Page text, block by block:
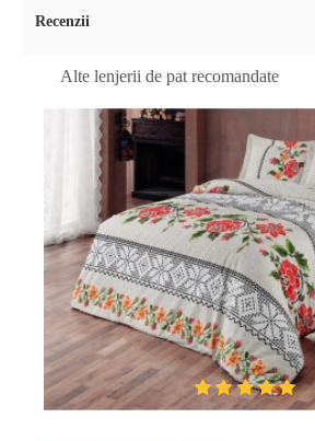
Recenzii
Alte lenjerii de pat recomandate